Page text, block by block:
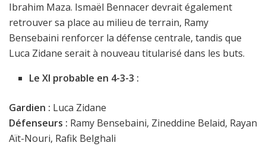
Ibrahim Maza. Ismaël Bennacer devrait également
retrouver sa place au milieu de terrain, Ramy
Bensebaini renforcer la défense centrale, tandis que
Luca Zidane serait à nouveau titularisé dans les buts.
Le XI probable en 4-3-3 :
Gardien : Luca Zidane
Défenseurs : Ramy Bensebaini, Zineddine Belaid, Rayan
Aït-Nouri, Rafik Belghali